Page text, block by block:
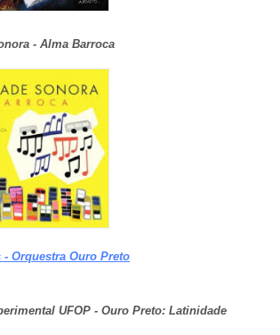
- Alma Barroca
- Orquestra Ouro Preto
UFOP - Ouro Preto: Latinidade